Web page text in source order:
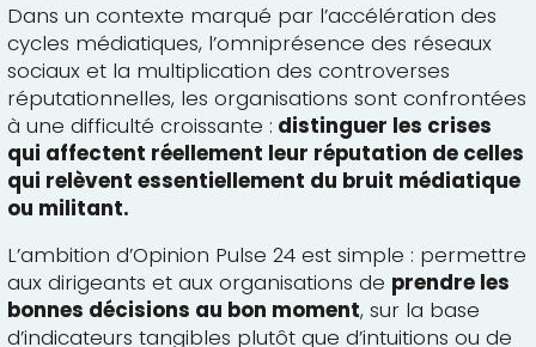
Dans un contexte marqué par l’accélération des
cycles médiatiques, l’omniprésence des réseaux
sociaux et la multiplication des controverses
réputationnelles, les organisations sont confrontées
à une difficulté croissante : distinguer les crises
qui affectent réellement leur réputation de celles
qui relèvent essentiellement du bruit médiatique
ou militant.
L’ambition d’Opinion Pulse 24 est simple : permettre
aux dirigeants et aux organisations de prendre les
bonnes décisions au bon moment, sur la base
d’indicateurs tangibles plutôt que d’intuitions ou de